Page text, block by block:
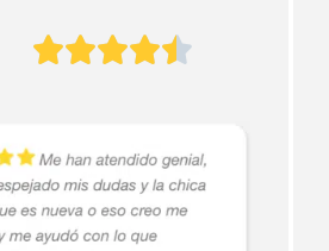
